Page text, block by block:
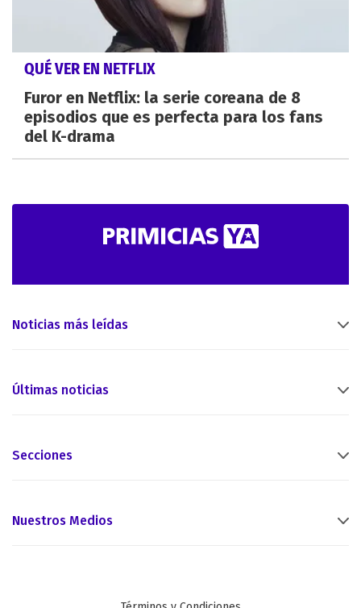
QUÉ VER EN NETFLIX
Furor en Netflix: la serie coreana de 8
episodios que es perfecta para los fans
del K-drama
Noticias más leídas
Últimas noticias
Secciones
Nuestros Medios